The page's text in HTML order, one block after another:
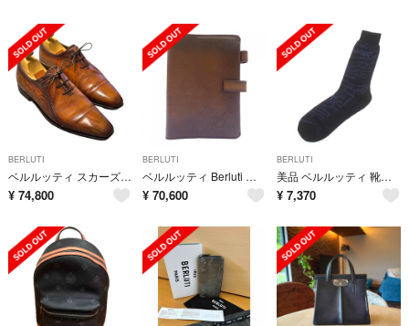
BERLUTI
ベルルッティ スカーズ サイズ7 カリグラフィー パティーヌ 革靴 Berluti
¥ 74,800
BERLUTI
ベルルッティ Berluti スクリット 手帳ケース
¥ 70,600
BERLUTI
美品 ベルルッティ 靴下 メンズ Berluti
¥ 7,370